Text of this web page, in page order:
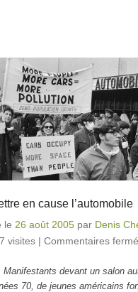
en cause l’automobile
le 26 août 2005 par Denis
visites | Commentaires
Manifestants devant un salon
70, de jeunes américains